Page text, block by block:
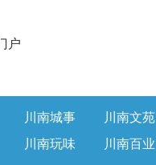
户
川南城事 川南文苑
川南玩味
川南百业